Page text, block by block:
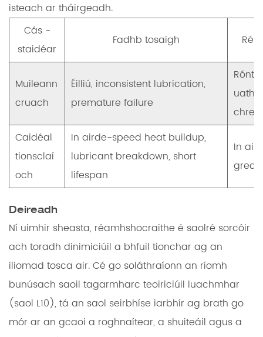
isteach ar tháirgeadh.
Cás -
staidéar
Fadhb tosaigh
Muileann
cruach
Éilliú, inconsistent lubrication,
premature failure
Caidéal
tionsclaí
och
In airde-speed heat buildup,
lubricant breakdown, short
lifespan
In
Deireadh
Ní uimhir sheasta, réamhshocraithe é saolré sorcóir
ach toradh dinimiciúil a bhfuil tionchar ag an
iliomad tosca air. Cé go soláthraíonn an ríomh
bunúsach saoil tagarmharc teoiriciúil luachmhar
(saol L10), tá an saol seirbhíse iarbhír ag brath go
mór ar an gcaoi a roghnaítear, a shuiteáil agus a